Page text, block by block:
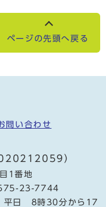
ページの先頭へ戻る
問い合わせ
）
1番地
23-7744
平日 8時30分から17